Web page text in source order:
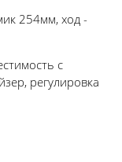
254мм, ход -
с
регулировка